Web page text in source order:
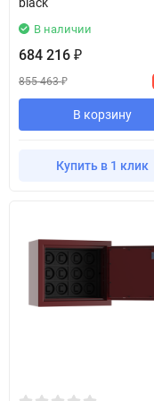
В наличии
684 216 ₽
855 463₽
В корзину
Купить в 1 клик